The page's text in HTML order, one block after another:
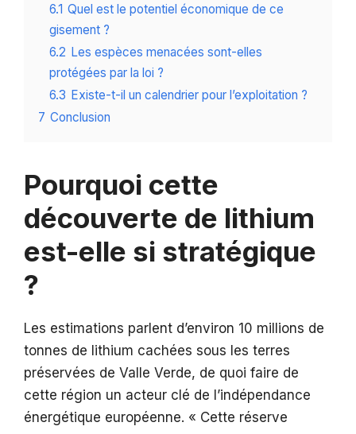
6.1 Quel est le potentiel économique de ce
gisement ?
6.2 Les espèces menacées sont-elles
protégées par la loi ?
6.3 Existe-t-il un calendrier pour l’exploitation ?
7 Conclusion
Pourquoi cette
découverte de lithium
est-elle si stratégique
?
Les estimations parlent d’environ 10 millions de
tonnes de lithium cachées sous les terres
préservées de Valle Verde, de quoi faire de
cette région un acteur clé de l’indépendance
énergétique européenne. « Cette réserve